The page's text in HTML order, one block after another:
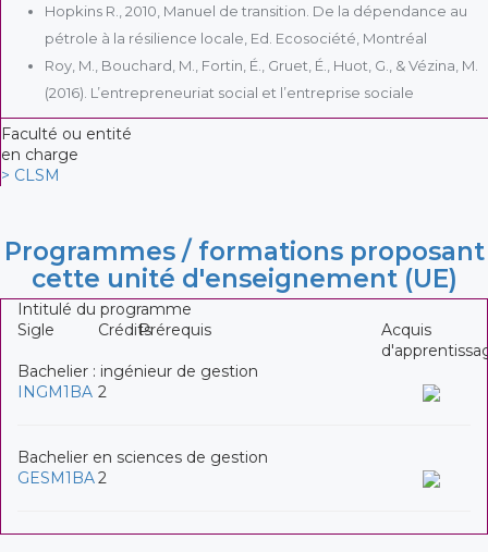
Hopkins R., 2010, Manuel de transition. De la dépendance au
pétrole à la résilience locale, Ed. Ecosociété, Montréal
Roy, M., Bouchard, M., Fortin, É., Gruet, É., Huot, G., & Vézina, M.
(2016). L’entrepreneuriat social et l’entreprise sociale
Faculté ou entité
en charge
> CLSM
Programmes / formations proposant
cette unité d'enseignement (UE)
Intitulé du programme
Sigle
CréditsPrérequis
Acquis
Bachelier : ingénieur de gestion
INGM1BA 2
Bachelier en sciences de gestion
GESM1BA2